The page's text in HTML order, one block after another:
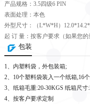
产品规格：3.5四级6 PIN
表面处理：本色
外型尺寸：（L*W*H）
起 订 量：按客户要求（如果您
包装
1、内塑料袋，外包装箱;
2、10个塑料袋装入一个纸箱,16
3、纸箱毛重:20-30KGS 纸箱尺
4、按客户要求定制